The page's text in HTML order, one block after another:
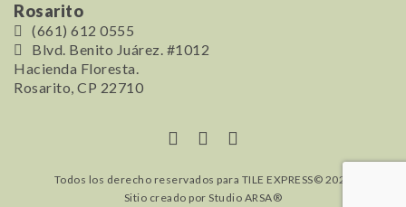
Rosarito
(661) 612 0555
Blvd. Benito Juárez. #1012
Hacienda Floresta.
Rosarito, CP 22710
Todos los derecho reservados para TILE EXPRESS© 2026
Sitio creado porStudio ARSA®